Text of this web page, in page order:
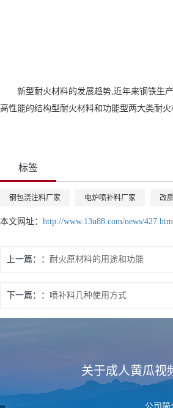
新型耐火材料的发展趋势,近年来钢铁生
高性能的结构型耐火材料和功能型两大类耐火
标签
钢包浇注料厂家 电炉喷补料厂家 改
本文网址： http://www.13u88.com/news/
上一篇： 耐火原材料的用途和功能
下一篇： 喷补料几种使用方式
关于成人黄瓜视